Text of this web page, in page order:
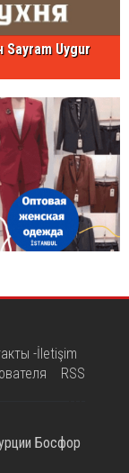
Sayram Uygur
-İletişim
RSS
Босфор